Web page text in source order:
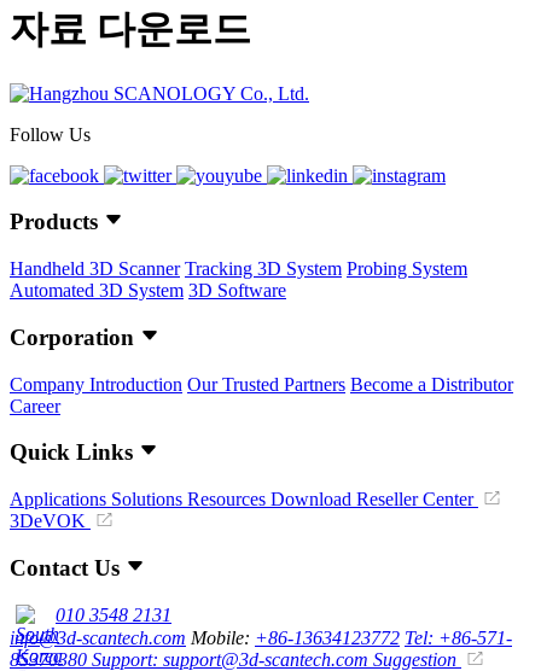
자료 다운로드
Follow Us
Products
Handheld 3D Scanner Tracking 3D System Probing System
Automated 3D System 3D Software
Corporation
Company Introduction Our Trusted Partners Become a Distributor
Career
Quick Links
Applications Solutions Resources Download Reseller Center
3DeVOK
Contact Us
010 3548 2131
info@3d-scantech.com Mobile: +86-13634123772 Tel: +86-571-
85370380 Support: support@3d-scantech.com Suggestion